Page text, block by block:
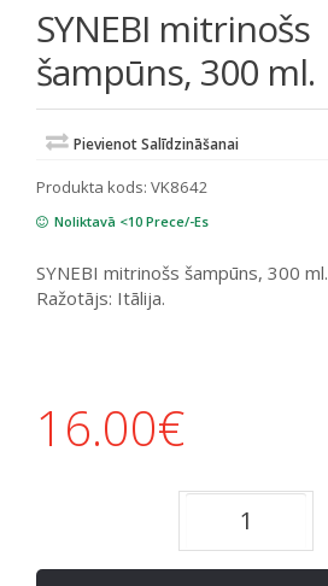
SYNEBI mitrinošs
šampūns, 300 ml.
Pievienot Salīdzināšanai
Produkta kods: VK8642
Noliktavā <10 Prece/-Es
SYNEBI mitrinošs šampūns, 300 ml.
Ražotājs: Itālija.
16.00€